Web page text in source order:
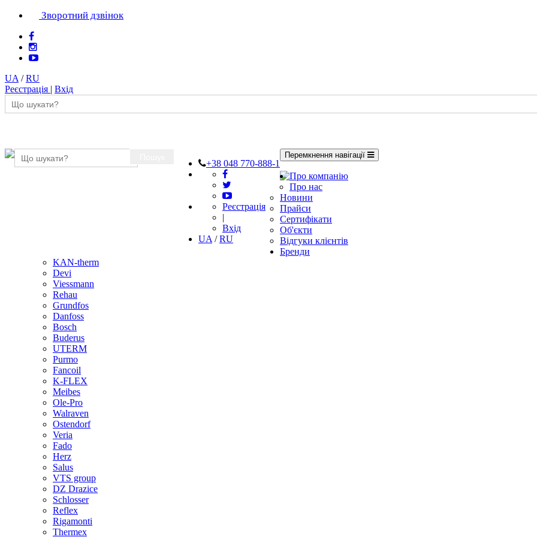
Зворотний дзвінок
UA /RU
Реєстрація | Вхід
+38 048 770-888-1
Реєстрація
|
Вхід
UA /RU
Перемкнення навігації
Про компанію
Про нас
Новини
Прайси
Сертифікати
Об'єкти
Відгуки клієнтів
Бренди
KAN-therm
Devi
Viessmann
Rehau
Grundfos
Danfoss
Bosch
Buderus
UTERM
Purmo
Fancoil
K-FLEX
Meibes
Ole-Pro
Walraven
Ostendorf
Veria
Fado
Herz
Salus
VTS group
DZ Drazice
Schlosser
Reflex
Rigamonti
Thermex